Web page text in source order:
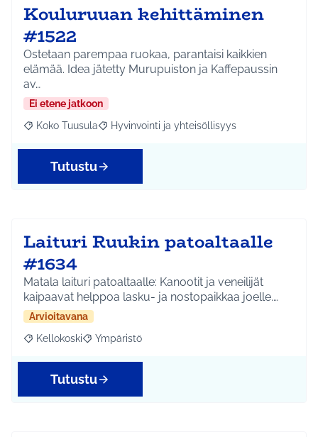
Kouluruuan kehittäminen
#1522
Ostetaan parempaa ruokaa, parantaisi kaikkien
elämää. Idea jätetty Murupuiston ja Kaffepaussin
av…
Ei etene jatkoon
Rajaa tulokset aihepiirin mukaan: Koko Tuusula
Koko Tuusula Rajaa tulokset teeman mukaan: Hyvinvointi ja
Hyvinvointi ja yhteisöllisyys
Tutustu
Laituri Ruukin patoaltaalle
#1634
Matala laituri patoaltaalle: Kanootit ja veneilijät
kaipaavat helppoa lasku- ja nostopaikkaa joelle.…
Arvioitavana
Rajaa tulokset aihepiirin mukaan: Kellokoski
Kellokoski Rajaa tulokset teeman mukaan: Ympäristö
Ympäristö
Tutustu